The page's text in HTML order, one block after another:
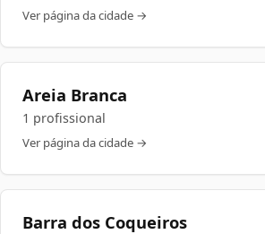
Ver página da cidade →
Areia Branca
1 profissional
Ver página da cidade →
Barra dos Coqueiros